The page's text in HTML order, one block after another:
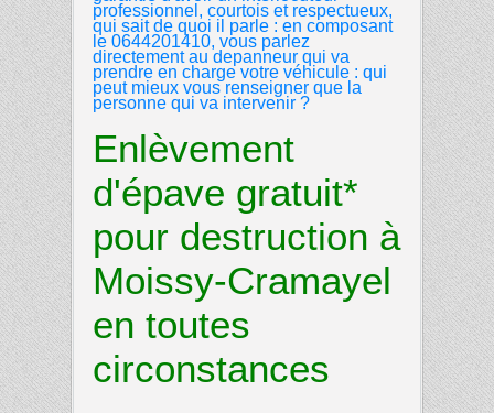
professionnel, courtois et respectueux,
qui sait de quoi il parle : en composant
le 0644201410, vous parlez
directement au depanneur qui va
prendre en charge votre véhicule : qui
peut mieux vous renseigner que la
personne qui va intervenir ?
Enlèvement
d'épave gratuit*
pour destruction à
Moissy-Cramayel
en toutes
circonstances